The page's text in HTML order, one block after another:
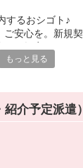
ローしあったり
がある店舗ばか
ましょう♪
コールセンター
け・加工・組立
ネイリスト・エ
するおシゴト♪
安心を。新規契
務
)・KDDI/
もっと見る
介予定派遣）